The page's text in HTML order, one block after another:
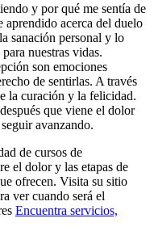
y por qué me sentía de
aprendido acerca del duelo
sanación personal y lo
nuestras vidas.
son emociones
de sentirlas. A través
la curación y la felicidad.
que viene el dolor
avanzando.
de cursos de
el dolor y las etapas de
ofrecen. Visita su sitio
ver cuando será el
Encuentra servicios,